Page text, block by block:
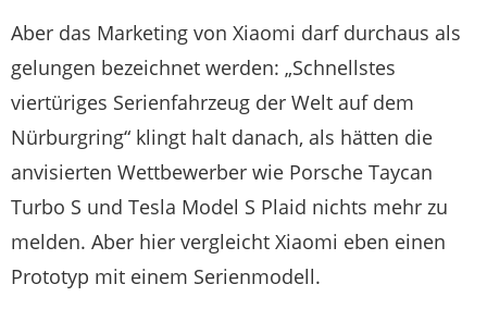
Aber das Marketing von Xiaomi darf durchaus als
gelungen bezeichnet werden: „Schnellstes
viertüriges Serienfahrzeug der Welt auf dem
Nürburgring“ klingt halt danach, als hätten die
anvisierten Wettbewerber wie Porsche Taycan
Turbo S und Tesla Model S Plaid nichts mehr zu
melden. Aber hier vergleicht Xiaomi eben einen
Prototyp mit einem Serienmodell.